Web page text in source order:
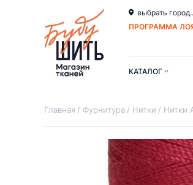
выбрать
ПРОГРАММА
КАТАЛОГ
Главная Фурнитура Нитки Нитки